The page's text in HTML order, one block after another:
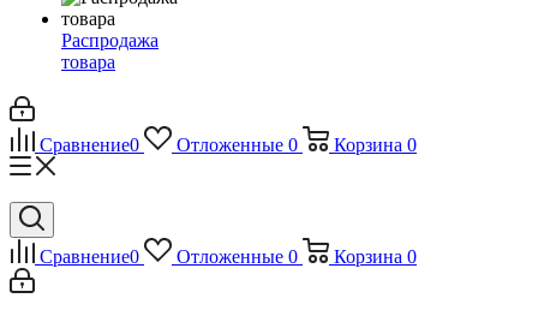
Распродажа
товара
Сравнение0 Отложенные 0 Корзина 0
Сравнение0 Отложенные 0 Корзина 0